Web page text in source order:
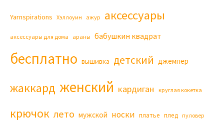
Yarnspirations Хэллоуин ажур аксессуары
аксессуары для дома араны бабушкин квадрат
бесплатно вышивка детский джемпер
жаккард женский кардиган круглая кокетка
крючок лето мужской носки платье плед пуловер